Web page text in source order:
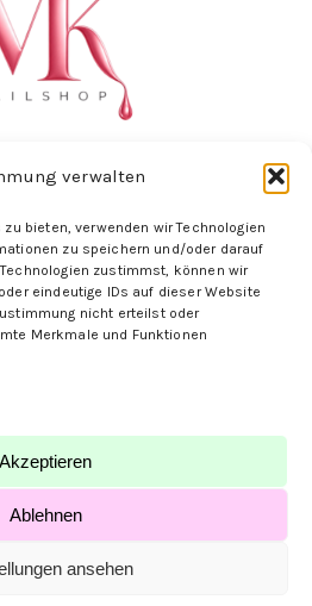
verwalten
bieten, verwenden wir Technologien
zu speichern und/oder darauf
zustimmst, können wir
eindeutige IDs auf dieser Website
nicht erteilst oder
Merkmale und Funktionen
Akzeptieren
Ablehnen
ansehen
uns hier: